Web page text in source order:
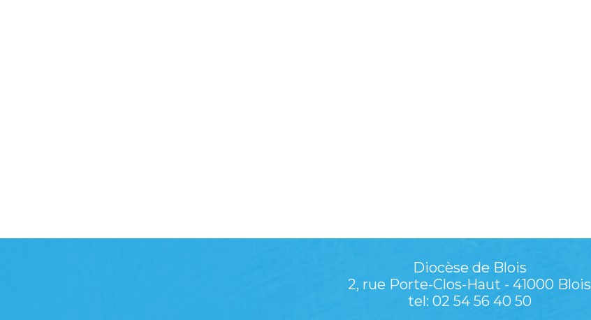
Diocèse de Blois
2, rue Porte-Clos-Haut - 41000 Blois
tel: 02 54 56 40 50